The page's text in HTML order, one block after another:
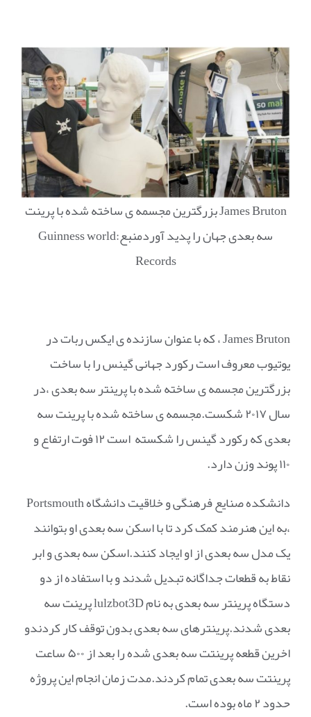
James Bruton بزرگترین مجسمه ی ساخته شده با پرینت
سه بعدی جهان را پدید آوردمنبع:Guinness world
Records
James Bruton ، که با عنوان سازنده ی ایکس ربات در
یوتیوب معروف است رکورد جهانی گینس را با ساخت
بزرگترین مجسمه ی ساخته شده با پرینتر سه بعدی ،در
سال ۲۰۱۷ شکست.مجسمه ی ساخته شده با پرینت سه
بعدی که رکورد گینس را شکسته است ۱۲ فوت ارتفاع و
۱۱۰ پوند وزن دارد.
دانشکده صنایع فرهنگی و خلاقیت دانشگاه Portsmouth
،به این هنرمند کمک کرد تا با اسکن سه بعدی او بتوانند
یک مدل سه بعدی از او ایجاد کنند.اسکن سه بعدی و ابر
نقاط به قطعات جداگانه تبدیل شدند و با استفاده از دو
دستگاه پرینتر سه بعدی به نام lulzbot3D پرینت سه
بعدی شدند.پرینترهای سه بعدی بدون توقف کار کردندو
اخرین قطعه پرینتت سه بعدی شده را بعد از ۵۰۰ ساعت
پرینتت سه بعدی تمام کردند.مدت زمان انجام این پروژه
حدود ۲ ماه بوده است.